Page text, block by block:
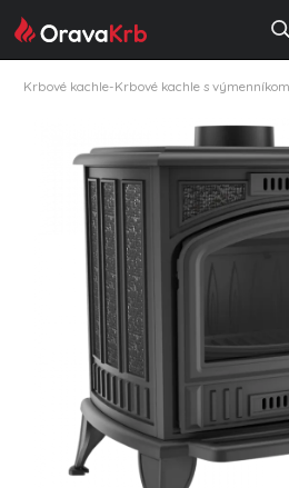
Krbové kachle-Krbové kachle s výmenníkom